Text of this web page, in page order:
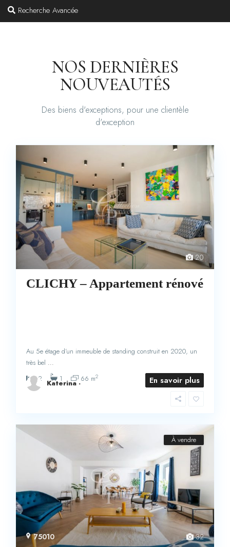
Recherche Avancée
NOS DERNIÈRES
NOUVEAUTÉS
Des biens d'exceptions, pour une clientèle
d'exception
20
CLICHY – Appartement rénové
Au 5e étage d’un immeuble de standing construit en 2020, un
très bel ...
2
1 66 m2 En savoir plus
Katerina -
32
75010
À vendre